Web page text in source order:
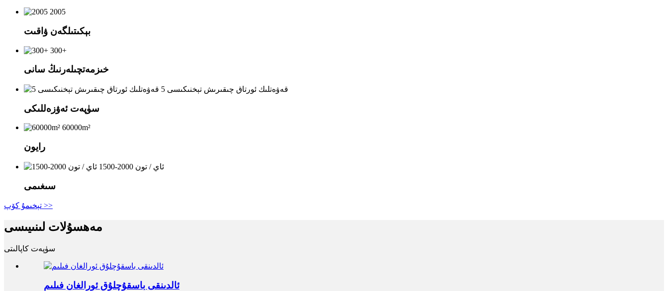
2005
بېكىتىلگەن ۋاقىت
300+
خىزمەتچىلەرنىڭ سانى
5 قەۋەتلىك ئورتاق چىقىرىش تېخنىكىسى
سۈپەت ئەۋزەللىكى
60000m²
رايون
1500-2000 ئاي / تون
سىغىمى
تېخىمۇ كۆپ >>
مەھسۇلات لىنىيىسى
سۈپەت كاپالىتى
ئالدىنقى باسقۇچلۇق ئورالغان فىلىم